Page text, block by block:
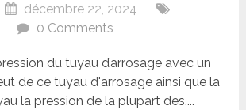
décembre 22, 2024
0 Comments
du tuyau d’arrosage avec un
de ce tuyau d'arrosage ainsi que la
la pression de la plupart des....